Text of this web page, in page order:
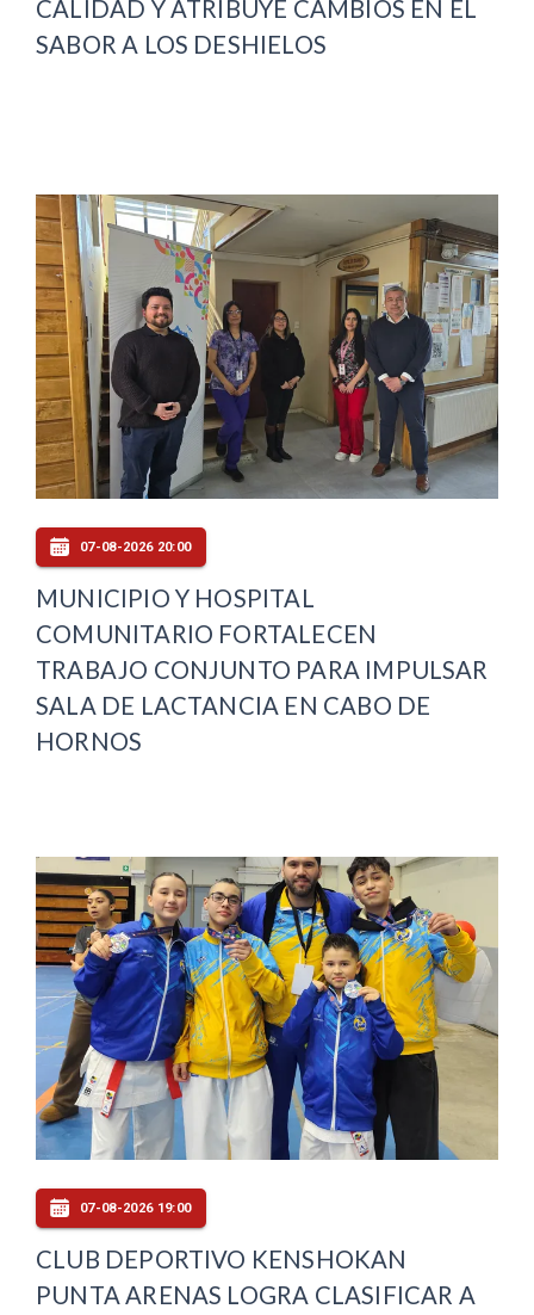
CALIDAD Y ATRIBUYE CAMBIOS EN EL
SABOR A LOS DESHIELOS
07-08-2026 20:00
MUNICIPIO Y HOSPITAL
COMUNITARIO FORTALECEN
TRABAJO CONJUNTO PARA IMPULSAR
SALA DE LACTANCIA EN CABO DE
HORNOS
07-08-2026 19:00
CLUB DEPORTIVO KENSHOKAN
PUNTA ARENAS LOGRA CLASIFICAR A